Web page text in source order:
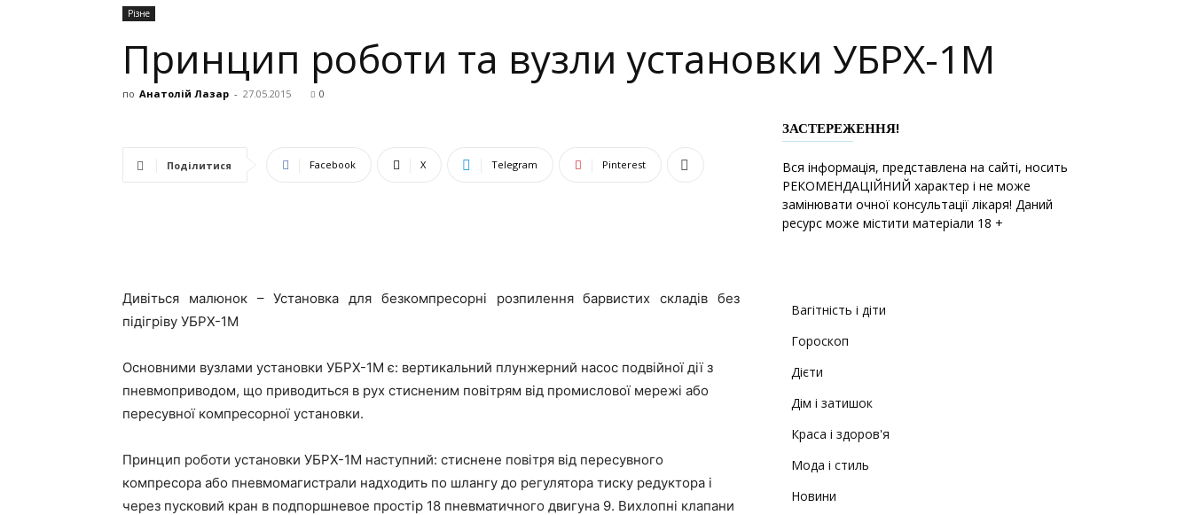
Різне
Принцип роботи та вузли установки УБРХ-1М
по Анатолій Лазар - 27.05.2015 0
Поділитися Facebook X Telegram Pinterest
Дивіться малюнок – Установка для безкомпресорні розпилення барвистих складів без
підігріву УБРХ-1М
Основними вузлами установки УБРХ-1М є: вертикальний плунжерний насос подвійної дії з
пневмоприводом, що приводиться в рух стисненим повітрям від промислової мережі або
пересувної компресорної установки.
Принцип роботи установки УБРХ-1М наступний: стиснене повітря від пересувного
компресора або пневмомагистрали надходить по шлангу до регулятора тиску редуктора і
через пусковий кран в подпоршневое простір 18 пневматичного двигуна 9. Вихлопні клапани
ЗАСТЕРЕЖЕННЯ!
Вся інформація, представлена на сайті, носить
РЕКОМЕНДАЦІЙНИЙ характер і не може
замінювати очної консультації лікаря! Даний
ресурс може містити матеріали 18 +
Вагітність і діти
Гороскоп
Дієти
Дім і затишок
Краса і здоров'я
Мода і стиль
Новини